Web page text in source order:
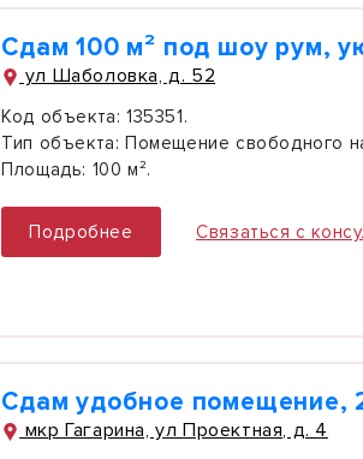
Сдам 100 м² под шоу рум,
ул Шаболовка, д. 52
Код объекта: 135351.
Тип объекта: Помещение свободного
Площадь: 100 м².
Подробнее Связаться с
Сдам удобное помещение,
мкр Гагарина, ул Проектная, д. 4